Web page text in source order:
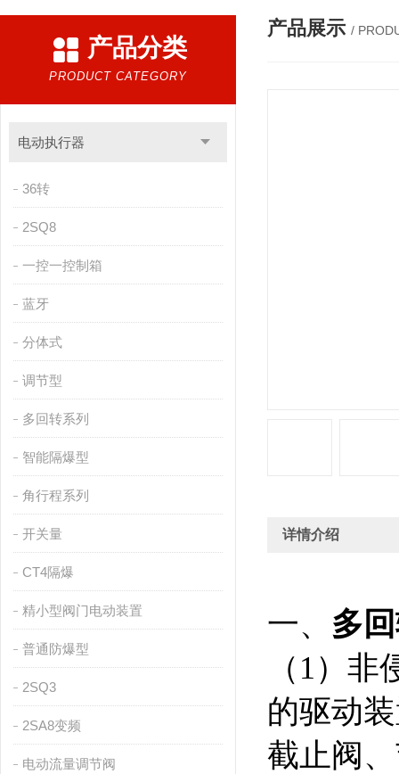
产品分类
PRODUCT CATEGORY
电动执行器
36转
2SQ8
一控一控制箱
蓝牙
分体式
调节型
多回转系列
智能隔爆型
角行程系列
开关量
CT4隔爆
精小型阀门电动装置
普通防爆型
2SQ3
2SA8变频
电动流量调节阀
产品展示 /
详情介绍
一、 多
（1）
的驱动
截止阀